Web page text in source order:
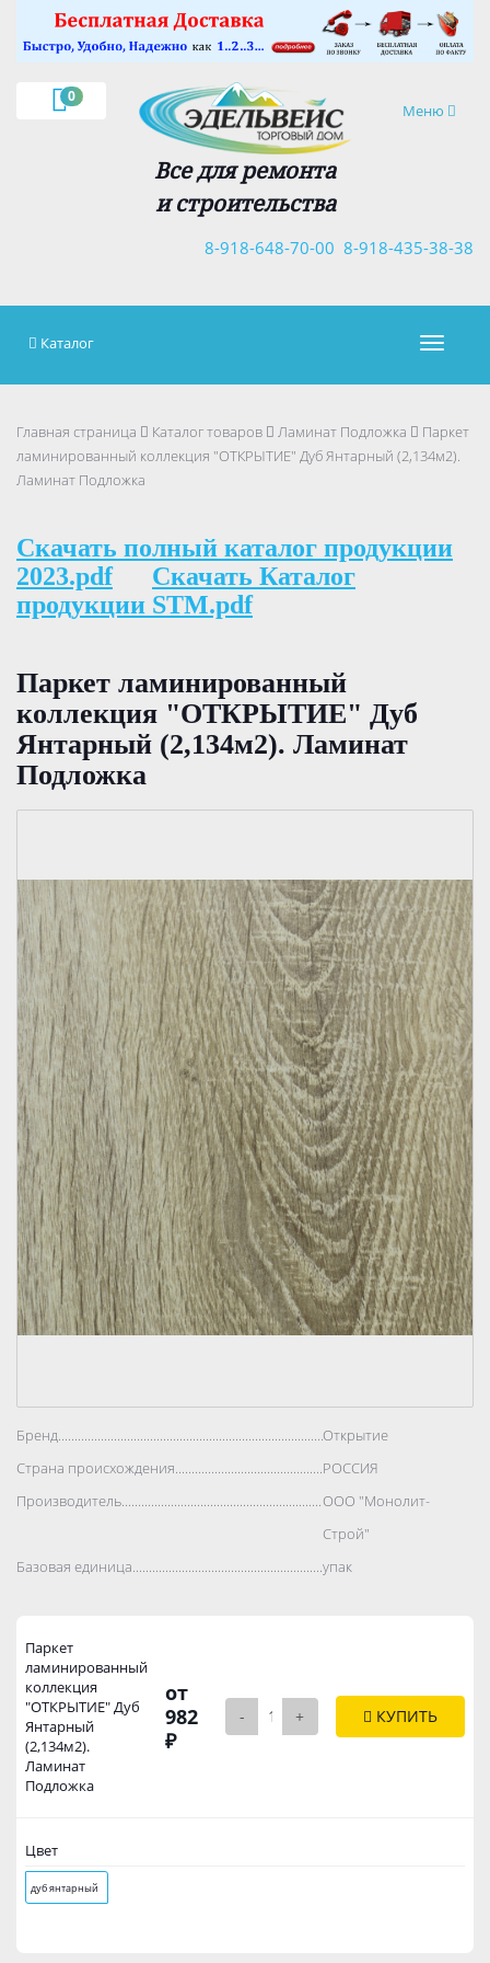
0
Навигация
Меню
Все для ремонта
и строительства
8-918-435-38-38
8-918-648-70-00
×
Каталог
Главная страница Каталог товаров Ламинат Подложка
Паркет
ламинированный коллекция "ОТКРЫТИЕ" Дуб Янтарный (2,134м2).
Ламинат Подложка
Скачать полный каталог продукции
2023.pdf
Скачать Каталог
продукции STM.pdf
Паркет ламинированный
коллекция "ОТКРЫТИЕ" Дуб
Янтарный (2,134м2). Ламинат
Подложка
Бренд..................................................................................Открытие
Страна происхождения..................................................................................
РОССИЯ
Производитель..................................................................................
ООО "Монолит-
Строй"
Базовая единица..................................................................................
упак
Паркет
ламинированный
коллекция
"ОТКРЫТИЕ" Дуб
Янтарный
(2,134м2).
Ламинат
Подложка
от
982
₽
- + КУПИТЬ
Цвет
дуб янтарный